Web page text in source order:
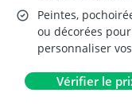
Peintes,
ou décorées pour
personnaliser
Vérifier le